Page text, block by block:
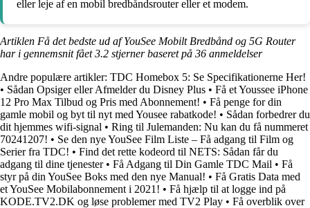
eller leje af en mobil bredbåndsrouter eller et modem.
Artiklen Få det bedste ud af YouSee Mobilt Bredbånd og 5G Router
har i gennemsnit fået3.2 stjerner baseret på 36 anmeldelser
Andre populære artikler: TDC Homebox 5: Se Specifikationerne Her!
• Sådan Opsiger eller Afmelder du Disney Plus • Få et Youssee iPhone
12 Pro Max Tilbud og Pris med Abonnement! • Få penge for din
gamle mobil og byt til nyt med Yousee rabatkode! • Sådan forbedrer du
dit hjemmes wifi-signal • Ring til Julemanden: Nu kan du få nummeret
70241207! • Se den nye YouSee Film Liste – Få adgang til Film og
Serier fra TDC! • Find det rette kodeord til NETS: Sådan får du
adgang til dine tjenester• Få Adgang til Din Gamle TDC Mail • Få
styr på din YouSee Boks med den nye Manual! • Få Gratis Data med
et YouSee Mobilabonnement i 2021! • Få hjælp til at logge ind på
KODE.TV2.DK og løse problemer med TV2 Play • Få overblik over